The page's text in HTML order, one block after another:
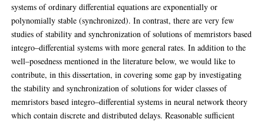
systems of ordinary differential equations are exponentially or
polynomially stable (synchronized). In contrast, there are very few
studies of stability and synchronization of solutions of memristors based
integro–differential systems with more general rates. In addition to the
well–posedness mentioned in the literature below, we would like to
contribute, in this dissertation, in covering some gap by investigating
the stability and synchronization of solutions for wider classes of
memristors based integro–differential systems in neural network theory
which contain discrete and distributed delays. Reasonable sufficient